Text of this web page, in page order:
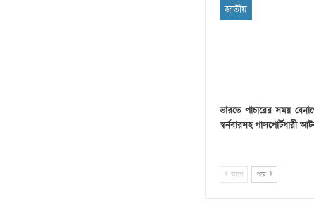
জাতীয়
ভারতে পাচারের সময়
স্বর্নবারসহ পাসপোর্টধারী
আগে পরে